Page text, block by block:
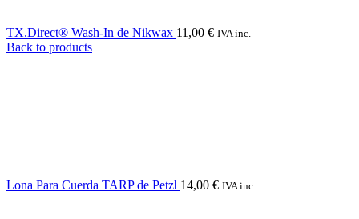
TX.Direct® Wash-In de Nikwax 11,00 € IVA inc.
Back to products
Lona Para Cuerda TARP de Petzl 14,00 € IVA inc.